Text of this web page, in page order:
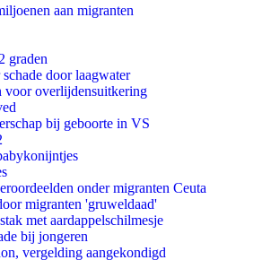
aan migranten
graden
door laagwater
voor overlijdensuitkering
bij geboorte in VS
onder migranten Ceuta
migranten 'gruweldaad'
met aardappelschilmesje
bij jongeren
vergelding aangekondigd